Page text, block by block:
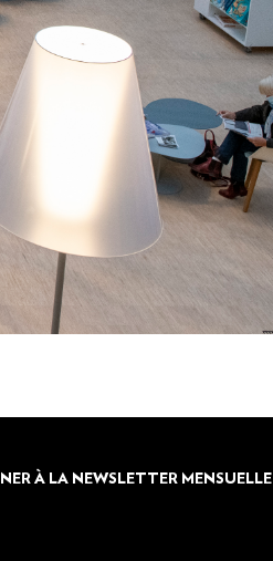
À LA NEWSLETTER MENSUELLE